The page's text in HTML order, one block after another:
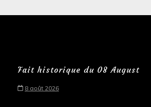
Fait historique du 08 August
8 août 2026